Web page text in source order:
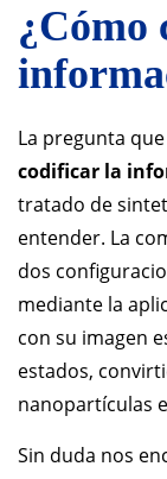
¿Cómo
La pregunta
codificar la
tratado de
entender. La
dos
mediante la
con su imagen
estados,
nanopartículas
Sin duda nos